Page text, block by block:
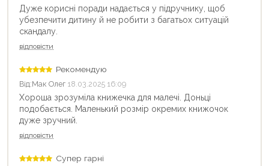
Дуже корисні поради надається у підручнику, щоб
убезпечити дитину й не робити з багатьох ситуацій
скандалу.
відповісти
Рекомендую
Від:Мак Олег 18.03.2025 16:09
Хороша зрозуміла книжечка для малечі. Доньці
подобається. Маленький розмір окремих книжочок
дуже зручний.
відповісти
Супер гарні